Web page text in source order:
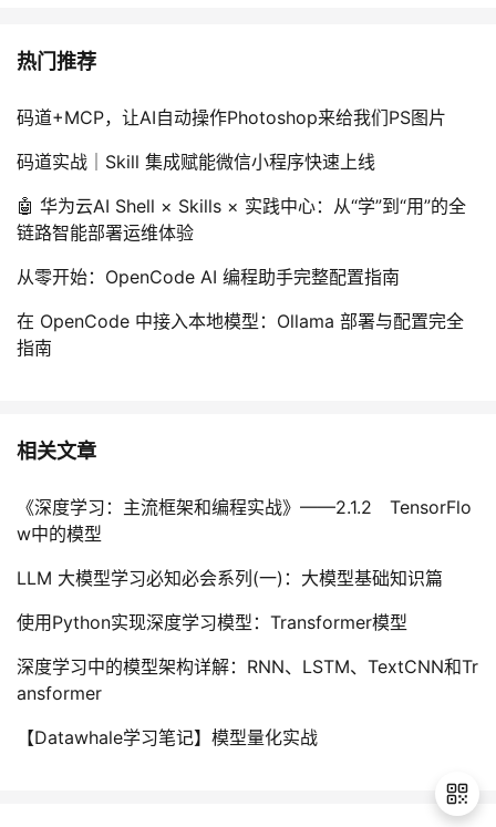
热门推荐
码道+MCP，让AI自动操作Photoshop来给我们PS图片
码道实战｜Skill 集成赋能微信小程序快速上线
🤖 华为云AI Shell × Skills × 实践中心：从“学”到“用”的全
链路智能部署运维体验
从零开始：OpenCode AI 编程助手完整配置指南
在 OpenCode 中接入本地模型：Ollama 部署与配置完全
指南
相关文章
《深度学习：主流框架和编程实战》——2.1.2 TensorFlo
w中的模型
LLM 大模型学习必知必会系列(一)：大模型基础知识篇
使用Python实现深度学习模型：Transformer模型
深度学习中的模型架构详解：RNN、LSTM、TextCNN和Tr
ansformer
【Datawhale学习笔记】模型量化实战